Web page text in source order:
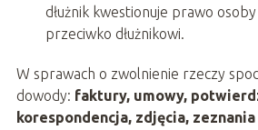
dłużnik kwestionuje prawo
przeciwko dłużnikowi.
W sprawach o zwolnienie rzeczy
dowody: faktury, umowy,
korespondencja, zdjęcia,